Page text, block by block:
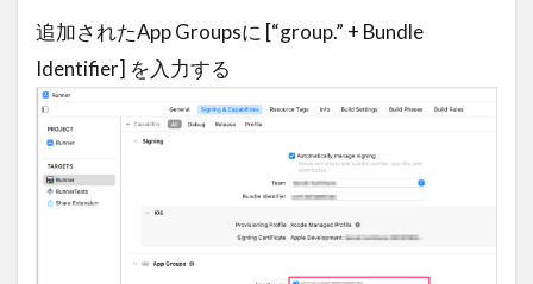
追加されたApp Groupsに [“group.” + Bundle
Identifier] を入力する